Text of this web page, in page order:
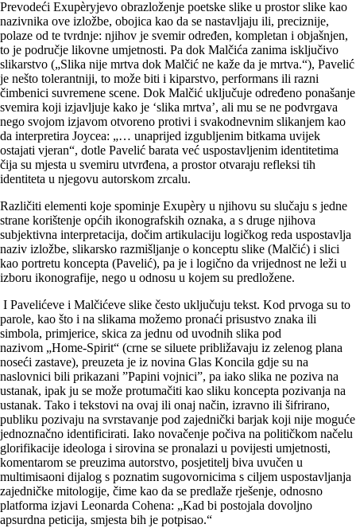
Prevodeći Exupèryjevo obrazloženje poetske slike u prostor slike kao
nazivnika ove izložbe, obojica kao da se nastavljaju ili, preciznije,
polaze od te tvrdnje: njihov je svemir određen, kompletan i objašnjen,
to je područje likovne umjetnosti. Pa dok Malčića zanima isključivo
slikarstvo („Slika nije mrtva dok Malčić ne kaže da je mrtva.“), Pavelić
je nešto tolerantniji, to može biti i kiparstvo, performans ili razni
čimbenici suvremene scene. Dok Malčić uključuje određeno ponašanje
svemira koji izjavljuje kako je ‘slika mrtva’, ali mu se ne podvrgava
nego svojom izjavom otvoreno protivi i svakodnevnim slikanjem kao
da interpretira Joycea: „… unaprijed izgubljenim bitkama uvijek
ostajati vjeran“, dotle Pavelić barata već uspostavljenim identitetima
čija su mjesta u svemiru utvrđena, a prostor otvaraju refleksi tih
identiteta u njegovu autorskom zrcalu.
Različiti elementi koje spominje Exupèry u njihovu su slučaju s jedne
strane korištenje općih ikonografskih oznaka, a s druge njihova
subjektivna interpretacija, dočim artikulaciju logičkog reda uspostavlja
naziv izložbe, slikarsko razmišljanje o konceptu slike (Malčić) i slici
kao portretu koncepta (Pavelić), pa je i logično da vrijednost ne leži u
izboru ikonografije, nego u odnosu u kojem su predložene.
I Pavelićeve i Malčićeve slike često uključuju tekst. Kod prvoga su to
parole, kao što i na slikama možemo pronaći prisustvo znaka ili
simbola, primjerice, skica za jednu od uvodnih slika pod
nazivom „Home-Spirit“ (crne se siluete približavaju iz zelenog plana
noseći zastave), preuzeta je iz novina Glas Koncila gdje su na
naslovnici bili prikazani ”Papini vojnici”, pa iako slika ne poziva na
ustanak, ipak ju se može protumačiti kao sliku koncepta pozivanja na
ustanak. Tako i tekstovi na ovaj ili onaj način, izravno ili šifrirano,
publiku pozivaju na svrstavanje pod zajednički barjak koji nije moguće
jednoznačno identificirati. Iako novačenje počiva na političkom načelu
glorifikacije ideologa i sirovina se pronalazi u povijesti umjetnosti,
komentarom se preuzima autorstvo, posjetitelj biva uvučen u
multimisaoni dijalog s poznatim sugovornicima s ciljem uspostavljanja
zajedničke mitologije, čime kao da se predlaže rješenje, odnosno
platforma izjavi Leonarda Cohena: „Kad bi postojala dovoljno
apsurdna peticija, smjesta bih je potpisao.“